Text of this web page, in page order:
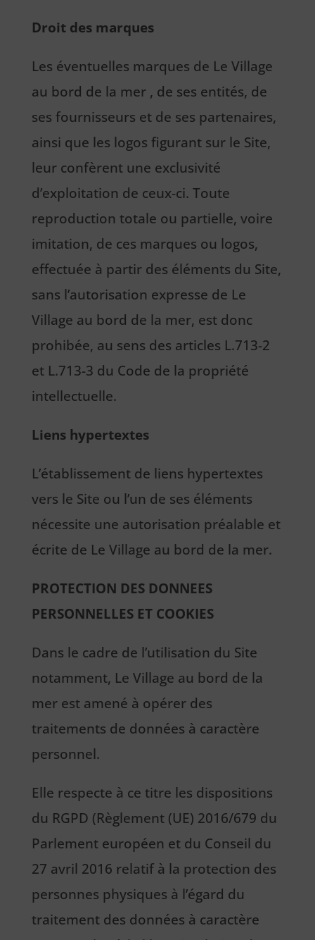
Droit des marques
Les éventuelles marques de Le Village
au bord de la mer , de ses entités, de
ses fournisseurs et de ses partenaires,
ainsi que les logos figurant sur le Site,
leur confèrent une exclusivité
d’exploitation de ceux-ci. Toute
reproduction totale ou partielle, voire
imitation, de ces marques ou logos,
effectuée à partir des éléments du Site,
sans l’autorisation expresse de Le
Village au bord de la mer, est donc
prohibée, au sens des articles L.713-2
et L.713-3 du Code de la propriété
intellectuelle.
Liens hypertextes
L’établissement de liens hypertextes
vers le Site ou l’un de ses éléments
nécessite une autorisation préalable et
écrite de Le Village au bord de la mer.
PROTECTION DES DONNEES
PERSONNELLES ET COOKIES
Dans le cadre de l’utilisation du Site
notamment, Le Village au bord de la
mer est amené à opérer des
traitements de données à caractère
personnel.
Elle respecte à ce titre les dispositions
du RGPD (Règlement (UE) 2016/679 du
Parlement européen et du Conseil du
27 avril 2016 relatif à la protection des
personnes physiques à l’égard du
traitement des données à caractère